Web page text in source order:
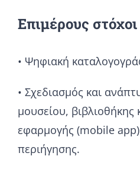
Επιμέρους
• Ψηφιακή
• Σχεδιασμός και
μουσείου, βιβλιοθήκης
εφαρμογής (mobile app)
περιήγησης.